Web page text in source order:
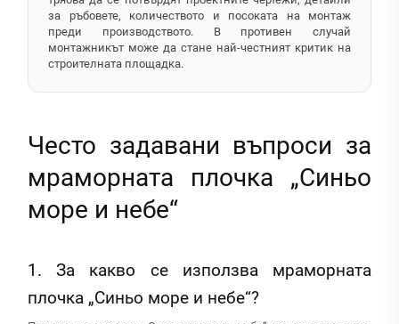
за ръбовете, количеството и посоката на монтаж
преди производството. В противен случай
монтажникът може да стане най-честният критик на
строителната площадка.
Често задавани въпроси за
мраморната плочка „Синьо
море и небе“
1. За какво се използва мраморната
плочка „Синьо море и небе“?